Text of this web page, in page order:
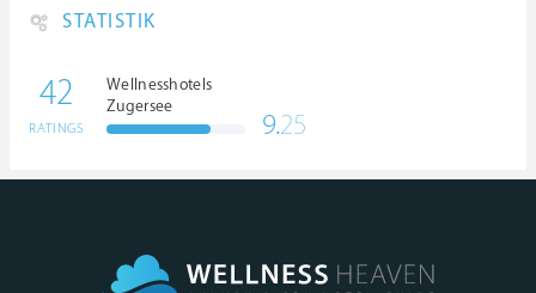
STATISTIK
42
RATINGS
Wellnesshotels
Zugersee
9.25